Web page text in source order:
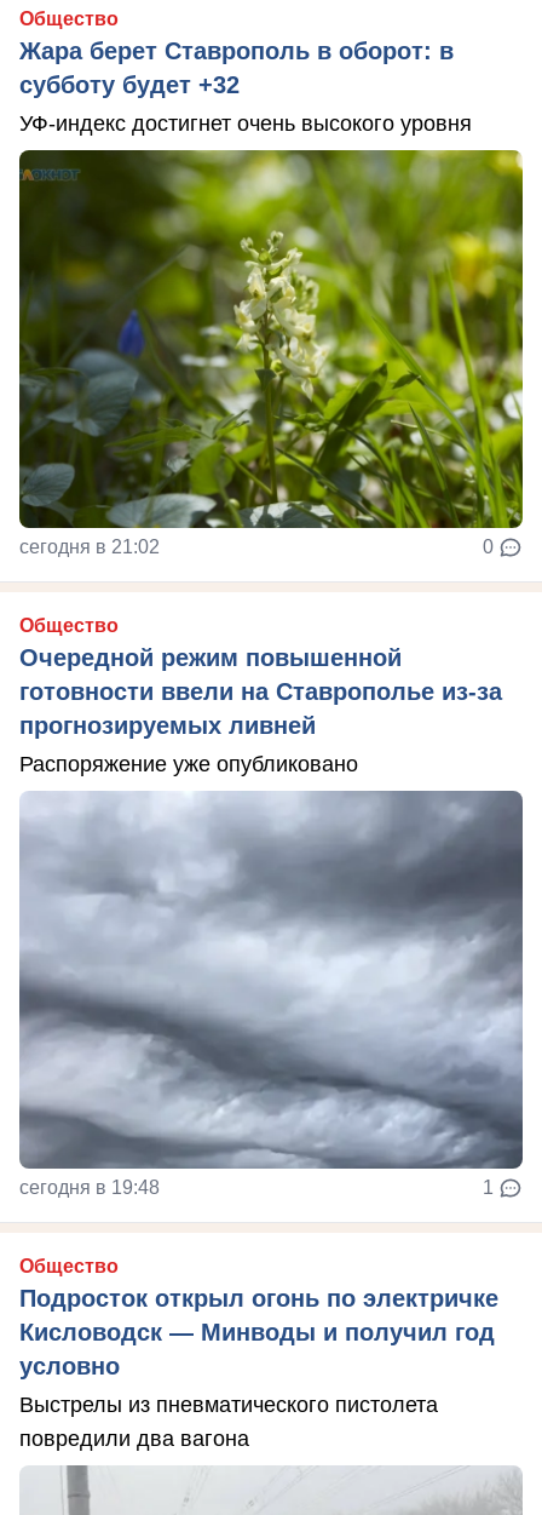
Общество
Жара берет Ставрополь в оборот: в
субботу будет +32
УФ-индекс достигнет очень высокого уровня
сегодня в 21:02 0
Общество
Очередной режим повышенной
готовности ввели на Ставрополье из-за
прогнозируемых ливней
Распоряжение уже опубликовано
сегодня в 19:48 1
Общество
Подросток открыл огонь по электричке
Кисловодск — Минводы и получил год
условно
Выстрелы из пневматического пистолета
повредили два вагона